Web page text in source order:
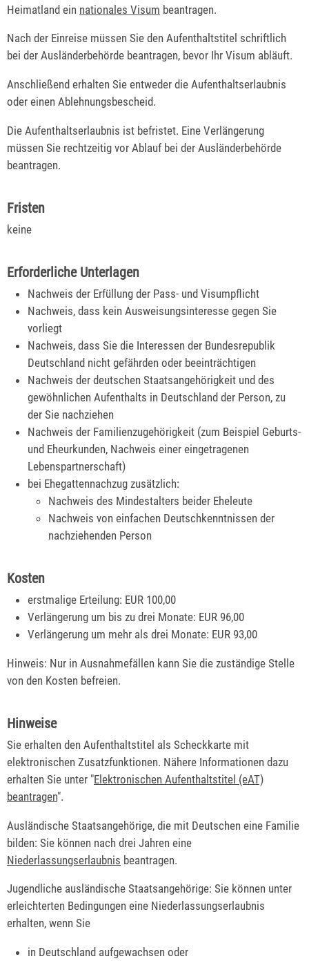
Heimatland ein nationales Visum beantragen.
Nach der Einreise müssen Sie den Aufenthaltstitel schriftlich
bei der Ausländerbehörde beantragen, bevor Ihr Visum abläuft.
Anschließend erhalten Sie entweder die Aufenthaltserlaubnis
oder einen Ablehnungsbescheid.
Die Aufenthaltserlaubnis ist befristet. Eine Verlängerung
müssen Sie rechtzeitig vor Ablauf bei der Ausländerbehörde
beantragen.
Fristen
keine
Erforderliche Unterlagen
Nachweis der Erfüllung der Pass- und Visumpflicht
Nachweis, dass kein Ausweisungsinteresse gegen Sie
vorliegt
Nachweis, dass Sie die Interessen der Bundesrepublik
Deutschland nicht gefährden oder beeinträchtigen
Nachweis der deutschen Staatsangehörigkeit und des
gewöhnlichen Aufenthalts in Deutschland der Person, zu
der Sie nachziehen
Nachweis der Familienzugehörigkeit (zum Beispiel Geburts-
und Eheurkunden, Nachweis einer eingetragenen
Lebenspartnerschaft)
bei Ehegattennachzug zusätzlich:
Nachweis des Mindestalters beider Eheleute
Nachweis von einfachen Deutschkenntnissen der
nachziehenden Person
Kosten
erstmalige Erteilung: EUR 100,00
Verlängerung um bis zu drei Monate: EUR 96,00
Verlängerung um mehr als drei Monate: EUR 93,00
Hinweis: Nur in Ausnahmefällen kann Sie die zuständige Stelle
von den Kosten befreien.
Hinweise
Sie erhalten den Aufenthaltstitel als Scheckkarte mit
elektronischen Zusatzfunktionen. Nähere Informationen dazu
erhalten Sie unter "Elektronischen Aufenthaltstitel (eAT)
beantragen".
Ausländische Staatsangehörige, die mit Deutschen eine Familie
bilden: Sie können nach drei Jahren eine
Niederlassungserlaubnis beantragen.
Jugendliche ausländische Staatsangehörige: Sie können unter
erleichterten Bedingungen eine Niederlassungserlaubnis
erhalten, wenn Sie
in Deutschland aufgewachsen oder